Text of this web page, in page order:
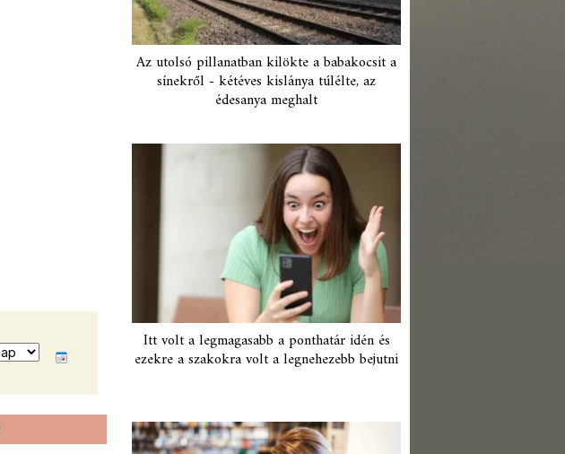
Az utolsó pillanatban kilökte a babakocsit a
sínekről - kétéves kislánya túlélte, az
édesanya meghalt
Itt volt a legmagasabb a ponthatár idén és
ezekre a szakokra volt a legnehezebb bejutni